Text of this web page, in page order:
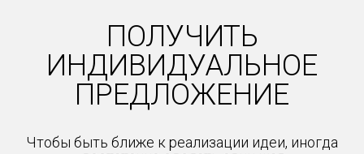
ПОЛУЧИТЬ
ИНДИВИДУАЛЬНОЕ
ПРЕДЛОЖЕНИЕ
Чтобы быть ближе к реализации идеи, иногда